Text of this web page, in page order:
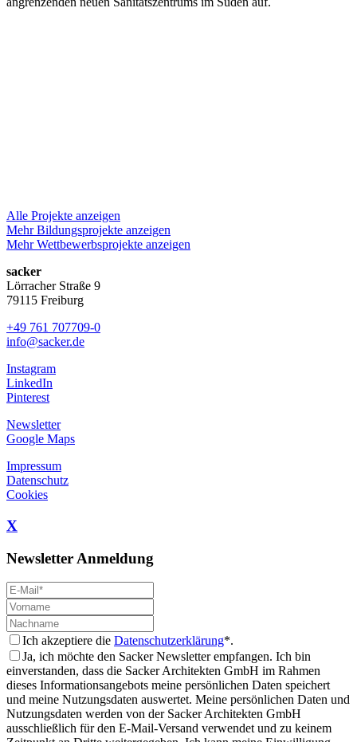
Alle Projekte anzeigen
Mehr Bildungsprojekte anzeigen
Mehr Wettbewerbsprojekte anzeigen
sacker
Lörracher Straße 9
79115 Freiburg
+49 761 707709-0
info@sacker.de
Instagram
LinkedIn
Pinterest
Newsletter
Google Maps
Impressum
Datenschutz
Cookies
X
Newsletter Anmeldung
Ich akzeptiere die Datenschutzerklärung*.
Ja, ich möchte den Sacker Newsletter empfangen. Ich bin
einverstanden, dass die Sacker Architekten GmbH im Rahmen
dieses Informationsangebots meine persönlichen Daten speichert
und meine Nutzungsdaten auswertet. Meine persönlichen Daten und
Nutzungsdaten werden von der Sacker Architekten GmbH
ausschließlich für den E-Mail-Versand verwendet und zu keinem